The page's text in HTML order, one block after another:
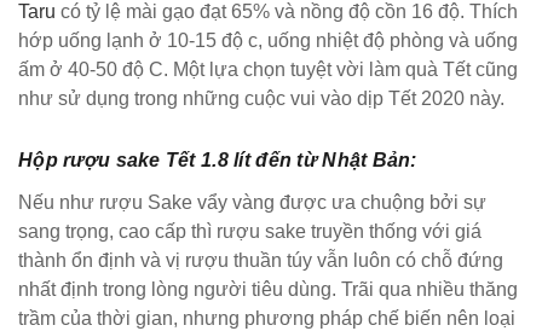
Taru có tỷ lệ mài gạo đạt 65% và nồng độ cồn 16 độ. Thích
hớp uống lạnh ở 10-15 độ c, uống nhiệt độ phòng và uống
ấm ở 40-50 độ C. Một lựa chọn tuyệt vời làm quà Tết cũng
như sử dụng trong những cuộc vui vào dịp Tết 2020 này.
Hộp rượu sake Tết 1.8 lít đến từ Nhật Bản:
Nếu như rượu Sake vẩy vàng được ưa chuộng bởi sự
sang trọng, cao cấp thì rượu sake truyền thống với giá
thành ổn định và vị rượu thuần túy vẫn luôn có chỗ đứng
nhất định trong lòng người tiêu dùng. Trãi qua nhiều thăng
trầm của thời gian, nhưng phương pháp chế biến nên loại